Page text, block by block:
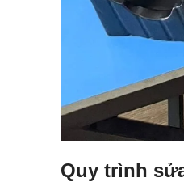
Quy trình